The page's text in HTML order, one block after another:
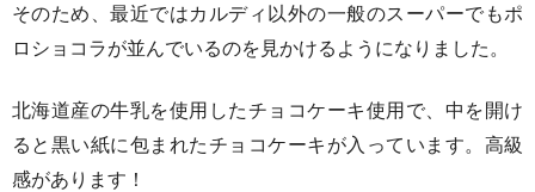
そのため、最近ではカルディ以外の一般のスーパーでもポ
ロショコラが並んでいるのを見かけるようになりました。
北海道産の牛乳を使用したチョコケーキ使用で、中を開け
ると黒い紙に包まれたチョコケーキが入っています。高級
感があります！